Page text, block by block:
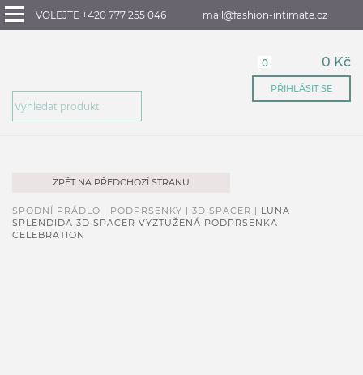
VOLEJTE +420 777 255 046 mail@fashion-intimate.cz
0 0 Kč
PŘIHLÁSIT SE
ZPĚT NA PŘEDCHOZÍ STRANU
SPODNÍ PRÁDLO | PODPRSENKY | 3D SPACER | LUNA
SPLENDIDA 3D SPACER VYZTUŽENÁ PODPRSENKA
CELEBRATION